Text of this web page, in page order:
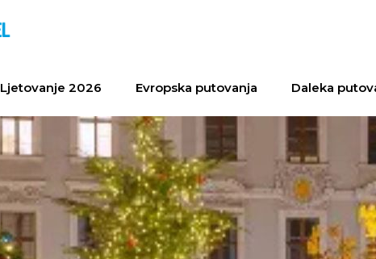
Ljetovanje 2026 Evropska putovanja Daleka